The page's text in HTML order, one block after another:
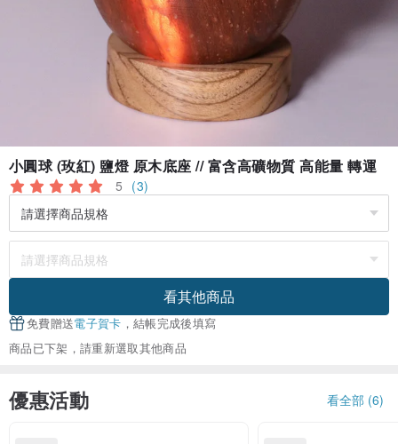
小圓球 (玫紅) 鹽燈 原木底座 // 富含高礦物質 高能量 轉運
5 (3)
看其他商品
免費贈送電子賀卡 ，結帳完成後填寫
商品已下架，請重新選取其他商品
優惠活動 看全部 (6)